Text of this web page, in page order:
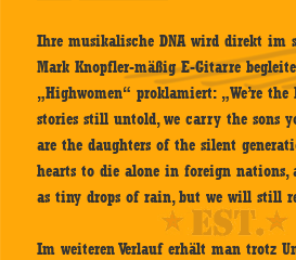
Ihre musikalische DNA wird direkt im
Mark Knopfler-mäßig E-Gitarre
„Highwomen“ proklamiert: „We’re
stories still untold, we carry the sons
are the daughters of the silent
hearts to die alone in foreign nations,
as tiny drops of rain, but we will still
Im weiteren Verlauf erhält man trotz